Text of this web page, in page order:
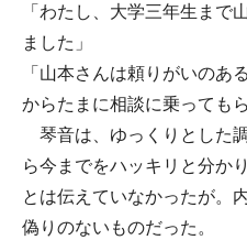
「わたし、大学三年生まで
ました」
「山本さんは頼りがいのあ
からたまに相談に乗っても
琴音は、ゆっくりとした
ら今までをハッキリと分か
とは伝えていなかったが。
偽りのないものだった。